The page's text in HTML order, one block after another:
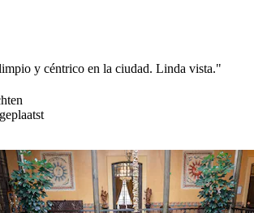
y céntrico en la ciudad. Linda vista."